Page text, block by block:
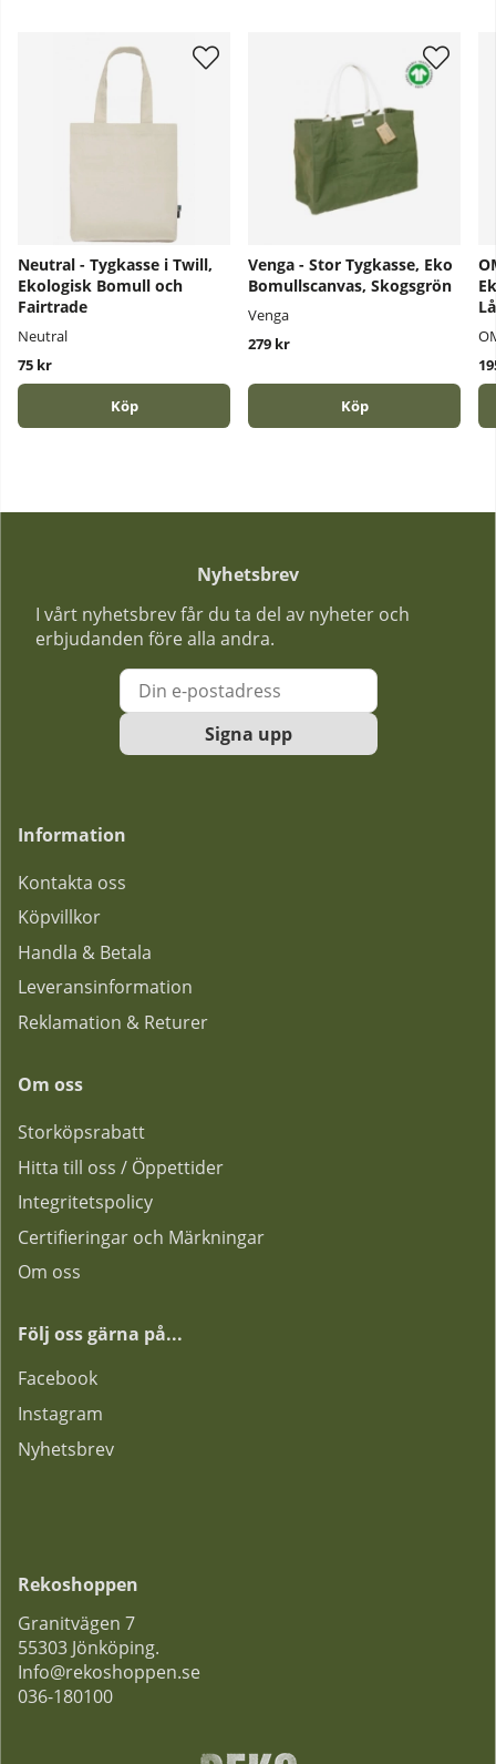
Neutral - Tygkasse i Twill,
Ekologisk Bomull och
Fairtrade
Neutral
75 kr
Köp
Venga - Stor Tygkasse, Eko
Bomullscanvas, Skogsgrön
Venga
279 kr
Köp
Nyhetsbrev
I vårt nyhetsbrev får du ta del av nyheter och
erbjudanden före alla andra.
Signa upp
Information
Kontakta oss
Köpvillkor
Handla & Betala
Leveransinformation
Reklamation & Returer
Om oss
Storköpsrabatt
Hitta till oss / Öppettider
Integritetspolicy
Certifieringar och Märkningar
Om oss
Följ oss gärna på...
Facebook
Instagram
Nyhetsbrev
Rekoshoppen
Granitvägen 7
55303 Jönköping.
Info@rekoshoppen.se
036-180100